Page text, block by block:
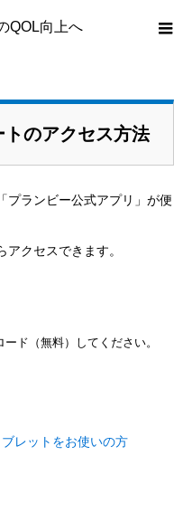
QOL向上へ
のアクセス方法
プランビー公式アプリ」が便
クセスできます。
ド（無料）してください。
レットをお使いの方